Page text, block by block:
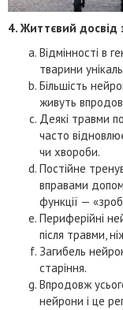
4. Життєвий досвід
Відмінності в
тварини
Більшість
живуть
Деякі травми
часто
чи хвороби.
Постійне
вправами
функції —
Периферійні
після травми,
Загибель
старіння.
Впродовж
нейрони і це